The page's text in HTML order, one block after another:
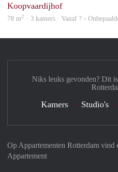
Koopvaardijhof
78 m2 · 3 kamers · Vanaf ? -
Op Appartementen Rotterdam
Appartement
Niks leuks gevonden? Dit
Kamers Studio's